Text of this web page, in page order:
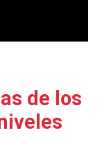
de los